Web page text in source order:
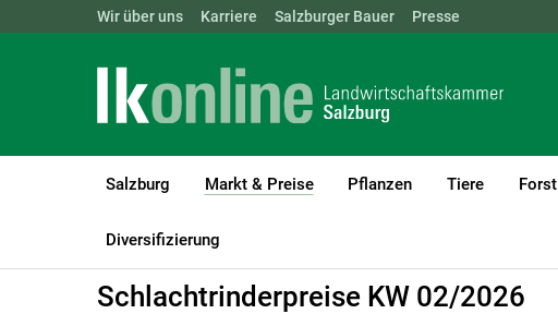
Landwirtschaftskammern: ÖSTERREICH BGLD KTN
Wir über uns Karriere Salzburger Bauer Presse
Salzburg Markt & Preise
(current)1
Pflanzen Tiere Forst
Diversifizierung
LK Salzburg Markt & Preise
Schlachtrinderpreise KW 02/2026